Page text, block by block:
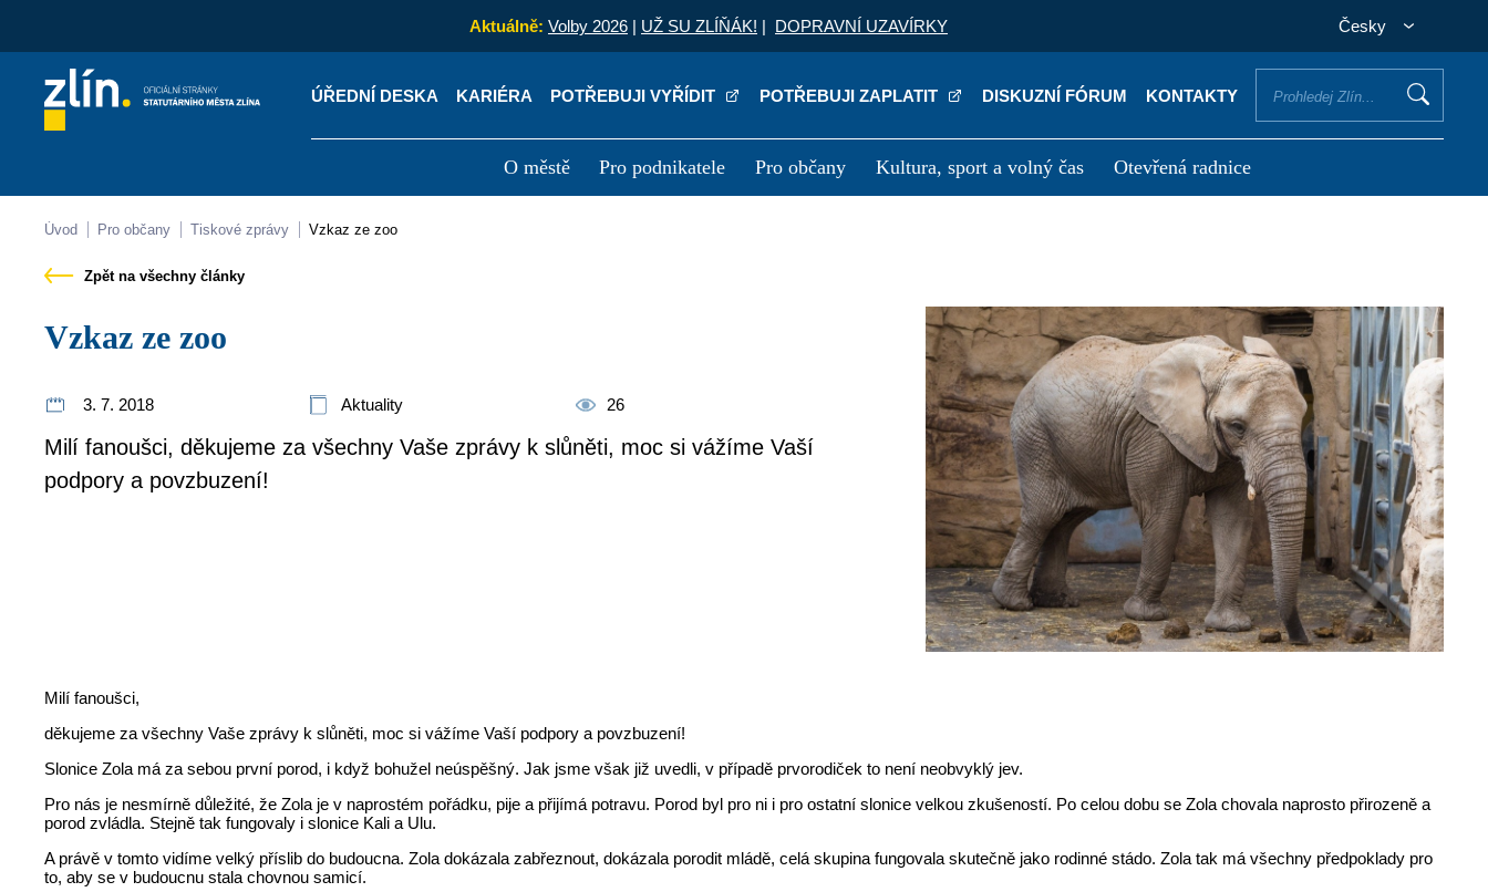
Aktuálně: Volby 2026 | UŽ SU ZLÍŇÁK! | DOPRAVNÍ UZAVÍRKY Česky
ÚŘEDNÍ DESKA KARIÉRA POTŘEBUJI VYŘÍDIT POTŘEBUJI ZAPLATIT DISKUZNÍ FÓRUM KONTAKTY
O městě Pro podnikatele Pro občany Kultura, sport a volný čas Otevřená radnice
Kontakty
Úvod Pro občany Tiskové zprávy Vzkaz ze zoo
Zpět na všechny články
Vzkaz ze zoo
3. 7. 2018 Aktuality 26
Milí fanoušci, děkujeme za všechny Vaše zprávy k slůněti, moc si vážíme Vaší
podpory a povzbuzení!
Milí fanoušci,
děkujeme za všechny Vaše zprávy k slůněti, moc si vážíme Vaší podpory a povzbuzení!
Slonice Zola má za sebou první porod, i když bohužel neúspěšný. Jak jsme však již uvedli, v případě prvorodiček to není neobvyklý jev.
Pro nás je nesmírně důležité, že Zola je v naprostém pořádku, pije a přijímá potravu. Porod byl pro ni i pro ostatní slonice velkou zkušeností. Po celou dobu se Zola chovala naprosto přirozeně a
porod zvládla. Stejně tak fungovaly i slonice Kali a Ulu.
A právě v tomto vidíme velký příslib do budoucna. Zola dokázala zabřeznout, dokázala porodit mládě, celá skupina fungovala skutečně jako rodinné stádo. Zola tak má všechny předpoklady pro
to, aby se v budoucnu stala chovnou samicí.